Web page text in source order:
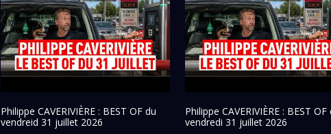
Philippe CAVERIVIÈRE : BEST OF du
vendreid 31 juillet 2026
Philippe CAVERIVIÈRE : BEST OF
vendredi 31 juillet 2026